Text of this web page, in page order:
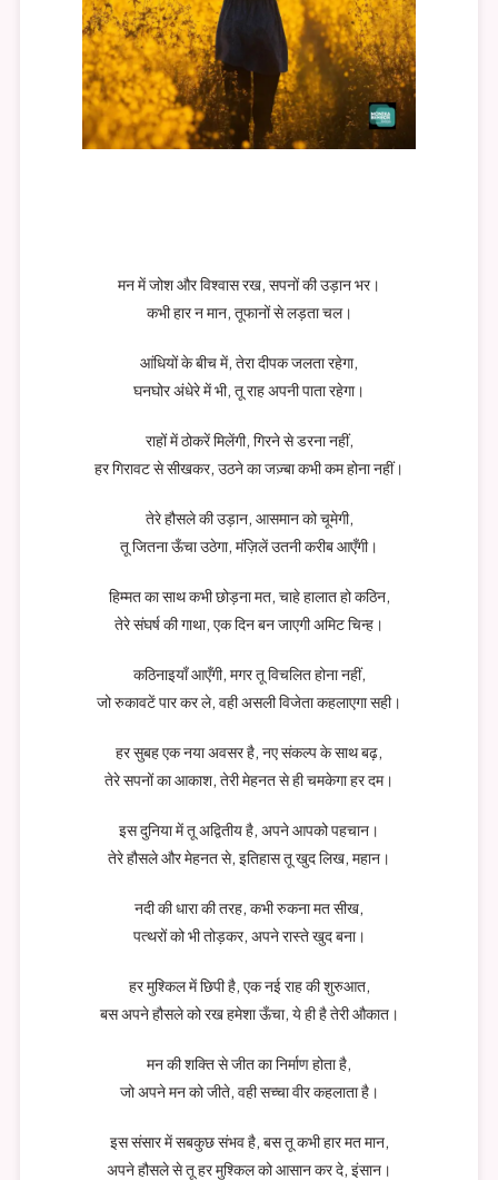
मन में जोश और विश्वास रख, सपनों की उड़ान भर।
कभी हार न मान, तूफानों से लड़ता चल।
आंधियों के बीच में, तेरा दीपक जलता रहेगा,
घनघोर अंधेरे में भी, तू राह अपनी पाता रहेगा।
राहों में ठोकरें मिलेंगी, गिरने से डरना नहीं,
हर गिरावट से सीखकर, उठने का जज़्बा कभी कम होना नहीं।
तेरे हौसले की उड़ान, आसमान को चूमेगी,
तू जितना ऊँचा उठेगा, मंज़िलें उतनी करीब आएँगी।
हिम्मत का साथ कभी छोड़ना मत, चाहे हालात हो कठिन,
तेरे संघर्ष की गाथा, एक दिन बन जाएगी अमिट चिन्ह।
कठिनाइयाँ आएँगी, मगर तू विचलित होना नहीं,
जो रुकावटें पार कर ले, वही असली विजेता कहलाएगा सही।
हर सुबह एक नया अवसर है, नए संकल्प के साथ बढ़,
तेरे सपनों का आकाश, तेरी मेहनत से ही चमकेगा हर दम।
इस दुनिया में तू अद्वितीय है, अपने आपको पहचान।
तेरे हौसले और मेहनत से, इतिहास तू खुद लिख, महान।
नदी की धारा की तरह, कभी रुकना मत सीख,
पत्थरों को भी तोड़कर, अपने रास्ते खुद बना।
हर मुश्किल में छिपी है, एक नई राह की शुरुआत,
बस अपने हौसले को रख हमेशा ऊँचा, ये ही है तेरी औकात।
मन की शक्ति से जीत का निर्माण होता है,
जो अपने मन को जीते, वही सच्चा वीर कहलाता है।
इस संसार में सबकुछ संभव है, बस तू कभी हार मत मान,
अपने हौसले से तू हर मुश्किल को आसान कर दे, इंसान।